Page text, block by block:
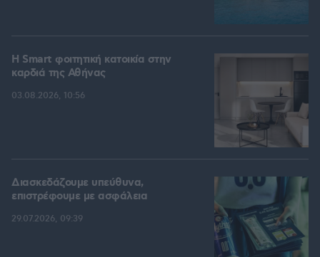
Η Smart φοιτητική κατοικία στην
καρδιά της Αθήνας
03.08.2026, 10:56
Διασκεδάζουμε υπεύθυνα,
επιστρέφουμε με ασφάλεια
29.07.2026, 09:39